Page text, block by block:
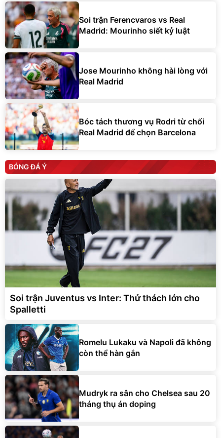
Soi trận Ferencvaros vs Real
Madrid: Mourinho siết kỷ luật
Jose Mourinho không hài lòng với
Real Madrid
Bóc tách thương vụ Rodri từ chối
Real Madrid để chọn Barcelona
BÓNG ĐÁ Ý
Soi trận Juventus vs Inter: Thử thách lớn cho
Spalletti
Romelu Lukaku và Napoli đã không
còn thể hàn gắn
Mudryk ra sân cho Chelsea sau 20
tháng thụ án doping